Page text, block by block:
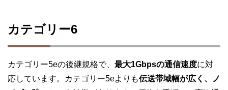
カテゴリー6
カテゴリー5eの後継規格で、 最大1Gbpsの通信速度に対
応しています。カテゴリー5eよりも伝送帯域幅が広く、ノ